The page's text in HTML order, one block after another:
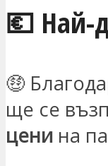
💶 Най-
🤑
ще се
цени на